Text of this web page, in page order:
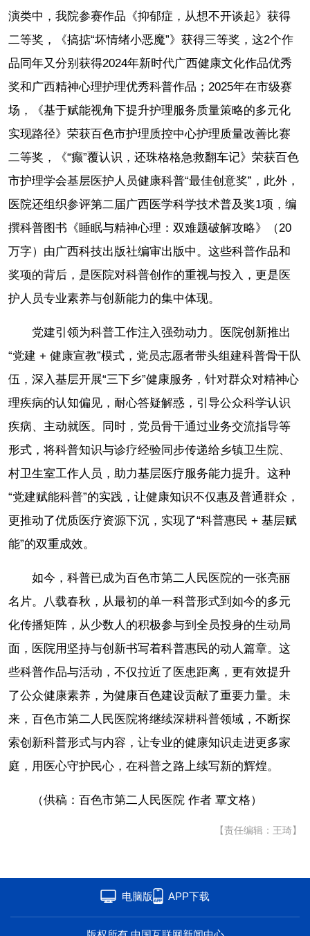
演类中，我院参赛作品《抑郁症，从想不开谈起》获得
二等奖，《搞掂“坏情绪小恶魔”》获得三等奖，这2个作
品同年又分别获得2024年新时代广西健康文化作品优秀
奖和广西精神心理护理优秀科普作品；2025年在市级赛
场，《基于赋能视角下提升护理服务质量策略的多元化
实现路径》荣获百色市护理质控中心护理质量改善比赛
二等奖，《“癫”覆认识，还珠格格急救翻车记》荣获百色
市护理学会基层医护人员健康科普“最佳创意奖”，此外，
医院还组织参评第二届广西医学科学技术普及奖1项，编
撰科普图书《睡眠与精神心理：双难题破解攻略》（20
万字）由广西科技出版社编审出版中。这些科普作品和
奖项的背后，是医院对科普创作的重视与投入，更是医
护人员专业素养与创新能力的集中体现。
党建引领为科普工作注入强劲动力。医院创新推出
“党建 + 健康宣教”模式，党员志愿者带头组建科普骨干队
伍，深入基层开展“三下乡”健康服务，针对群众对精神心
理疾病的认知偏见，耐心答疑解惑，引导公众科学认识
疾病、主动就医。同时，党员骨干通过业务交流指导等
形式，将科普知识与诊疗经验同步传递给乡镇卫生院、
村卫生室工作人员，助力基层医疗服务能力提升。这种
“党建赋能科普”的实践，让健康知识不仅惠及普通群众，
更推动了优质医疗资源下沉，实现了“科普惠民 + 基层赋
能”的双重成效。
如今，科普已成为百色市第二人民医院的一张亮丽
名片。八载春秋，从最初的单一科普形式到如今的多元
化传播矩阵，从少数人的积极参与到全员投身的生动局
面，医院用坚持与创新书写着科普惠民的动人篇章。这
些科普作品与活动，不仅拉近了医患距离，更有效提升
了公众健康素养，为健康百色建设贡献了重要力量。未
来，百色市第二人民医院将继续深耕科普领域，不断探
索创新科普形式与内容，让专业的健康知识走进更多家
庭，用医心守护民心，在科普之路上续写新的辉煌。
（供稿： 百色市第二人民医院 作者 覃文格）
【责任编辑：王琦】
电脑版 APP下载